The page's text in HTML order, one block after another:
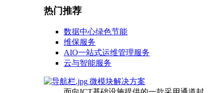
热门推荐
数据中心绿色节能
维保服务
AIO一站式运维管理服务
云与智能服务
微模块解决方案